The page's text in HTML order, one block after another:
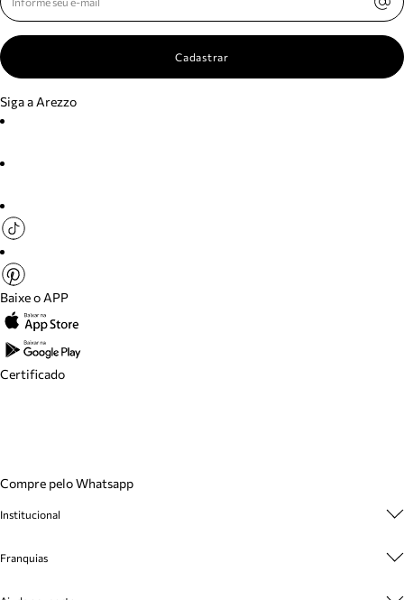
Cadastrar
Siga a Arezzo
Baixe o APP
Certificado
Compre pelo Whatsapp
Institucional
Cashback
Franquias